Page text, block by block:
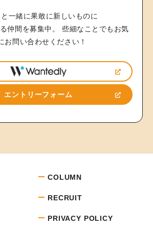
一緒に果敢に新しいものに
仲間を募集中。
些細なことでもお気
お問い合わせください！
エントリーフォーム
COLUMN
RECRUIT
PRIVACY POLICY